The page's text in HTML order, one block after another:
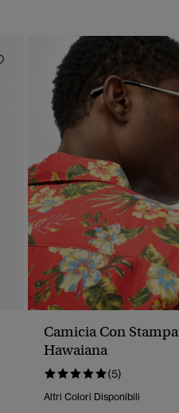
Camicia Con Stampa
Hawaiana
(5)
Altri Colori Disponibili